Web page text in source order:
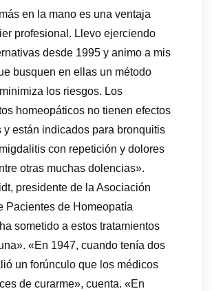
en la mano es una ventaja
profesional. Llevo ejerciendo
desde 1995 y animo a mis
busquen en ellas un método
los riesgos. Los
homeopáticos no tienen efectos
y están indicados para bronquitis
con repetición y dolores
otras muchas dolencias».
presidente de la Asociación
Pacientes de Homeopatía
sometido a estos tratamientos
«En 1947, cuando tenía dos
un forúnculo que los médicos
de curarme», cuenta. «En